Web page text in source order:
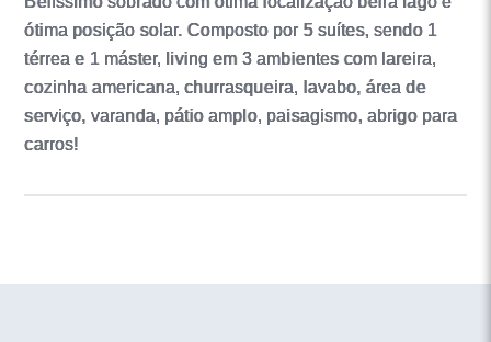
ótima posição solar. Composto por 5 suítes, sendo 1
térrea e 1 máster, living em 3 ambientes com lareira,
cozinha americana, churrasqueira, lavabo, área de
serviço, varanda, pátio amplo, paisagismo, abrigo para
carros!